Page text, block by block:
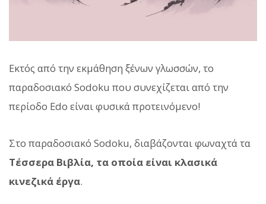
Εκτός από την εκμάθηση ξένων γλωσσών, το
παραδοσιακό Sodoku που συνεχίζεται από την
περίοδο Edo είναι φυσικά προτεινόμενο!
Στο παραδοσιακό Sodoku, διαβάζονται φωναχτά τα
Τέσσερα Βιβλία, τα οποία είναι κλασικά
κινεζικά έργα.